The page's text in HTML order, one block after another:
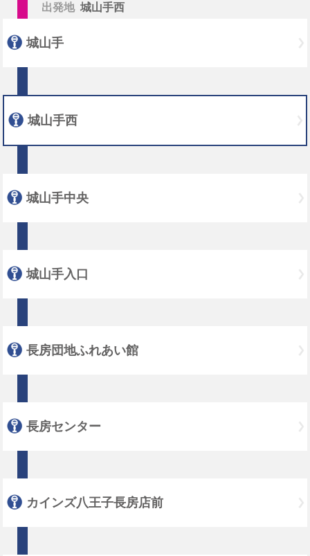
出発地 城山手西
城山手
城山手西
城山手中央
城山手入口
長房団地ふれあい館
長房センター
カインズ八王子長房店前